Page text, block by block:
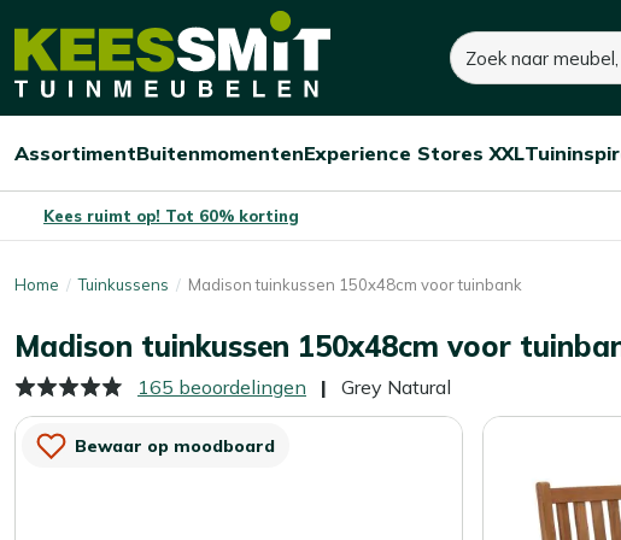
Kees
Tuinmeubelen
Zoeken
Open/sluit
Assortiment
Open/sluit
Buitenmomenten
Open/sluit
Experience Stores XXL
Kees ruimt op! Tot 60% korting
Home Tuinkussens Madison tuinkussen 150x48cm voor tuinbank
Madison tuinkussen 150x48cm voor
Grey Natural
165 beoordelingen
Bewaar op moodboard
50,-